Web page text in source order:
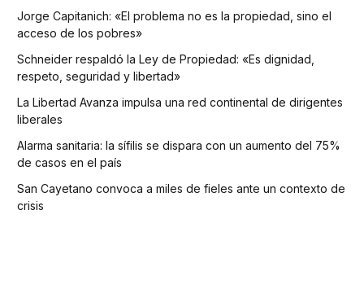
Jorge Capitanich: «El problema no es la propiedad, sino el
acceso de los pobres»
Schneider respaldó la Ley de Propiedad: «Es dignidad,
respeto, seguridad y libertad»
La Libertad Avanza impulsa una red continental de dirigentes
liberales
Alarma sanitaria: la sífilis se dispara con un aumento del 75%
de casos en el país
San Cayetano convoca a miles de fieles ante un contexto de
crisis